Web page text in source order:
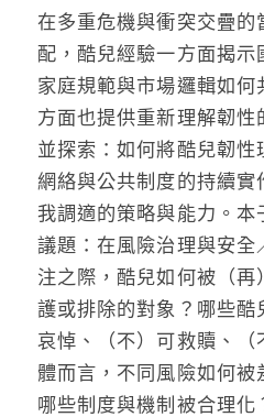
在多重危機與衝突交疊
配，酷兒經驗一方面揭示
家庭規範與市場邏輯如
方面也提供重新理解韌
並探索：如何將酷兒韌性
網絡與公共制度的持續實
我調適的策略與能力。
議題：在風險治理與安全
注之際，酷兒如何被（
護或排除的對象？哪些
哀悼、（不）可救贖、（
體而言，不同風險如何被
哪些制度與機制被合理